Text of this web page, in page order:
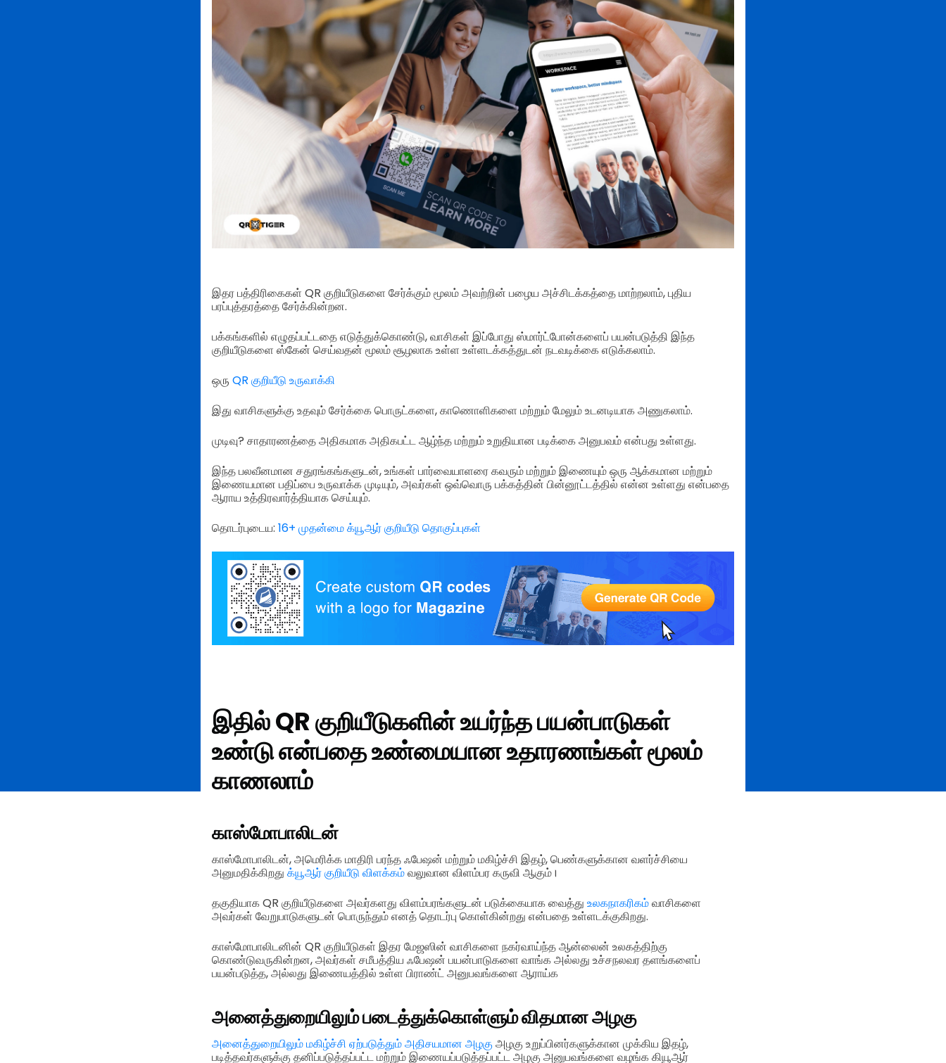
இதர பத்திரிகைகள் QR குறியீடுகளை சேர்க்கும் மூலம் அவற்றின் பழைய அச்சிடக்கத்தை மாற்றலாம், புதிய
பரப்புத்தரத்தை சேர்க்கின்றன.
பக்கங்களில் எழுதப்பட்டதை எடுத்துக்கொண்டு, வாசிகள் இப்போது ஸ்மார்ட்போன்களைப் பயன்படுத்தி இந்த
குறியீடுகளை ஸ்கேன் செய்வதன் மூலம் சூழலாக உள்ள உள்ளடக்கத்துடன் நடவடிக்கை எடுக்கலாம்.
ஒரு QR குறியீடு உருவாக்கி
இது வாசிகளுக்கு உதவும் சேர்க்கை பொருட்களை, காணொளிகளை மற்றும் மேலும் உடனடியாக அணுகலாம்.
முடிவு? சாதாரணத்தை அதிகமாக அதிகபட்ட ஆழ்ந்த மற்றும் உறுதியான படிக்கை அனுபவம் என்பது உள்ளது.
இந்த பலவீனமான சதுரங்கங்களுடன், உங்கள் பார்வையாளரை கவரும் மற்றும் இணையும் ஒரு ஆக்கமான மற்றும்
இணையமான பதிப்பை உருவாக்க முடியும், அவர்கள் ஒவ்வொரு பக்கத்தின் பின்னூட்டத்தில் என்ன உள்ளது என்பதை
ஆராய உத்திரவார்த்தியாக செய்யும்.
தொடர்புடைய: 16+ முதன்மை க்யூஆர் குறியீடு தொகுப்புகள்
இதில் QR குறியீடுகளின் உயர்ந்த பயன்பாடுகள்
உண்டு என்பதை உண்மையான உதாரணங்கள் மூலம்
காணலாம்
காஸ்மோபாலிடன்
காஸ்மோபாலிடன், அமெரிக்க மாதிரி பரந்த ஃபேஷன் மற்றும் மகிழ்ச்சி இதழ், பெண்களுக்கான வளர்ச்சியை
அனுமதிக்கிறது க்யூஆர் குறியீடு விளக்கம்வலுவான விளம்பர கருவி ஆகும்।
தகுதியாக QR குறியீடுகளை அவர்களது விளம்பரங்களுடன் படுக்கையாக வைத்து உலகநாகரிகம்வாசிகளை
அவர்கள் வேறுபாடுகளுடன் பொருந்தும் எனத் தொடர்பு கொள்கின்றது என்பதை உள்ளடக்குகிறது.
காஸ்மோபாலிடனின் QR குறியீடுகள் இதர மேஜஸின் வாசிகளை நகர்வாய்ந்த ஆன்லைன் உலகத்திற்கு
கொண்டுவருகின்றன, அவர்கள் சமீபத்திய ஃபேஷன் பயன்பாடுகளை வாங்க அல்லது உச்சநலவர தளங்களைப்
பயன்படுத்த, அல்லது இணையத்தில் உள்ள பிராண்ட் அனுபவங்களை ஆராய்க
அனைத்துறையிலும் படைத்துக்கொள்ளும் விதமான அழகு
அனைத்துறையிலும் மகிழ்ச்சி ஏற்படுத்தும் அதிசயமான அழகுஅழகு உறுப்பினர்களுக்கான முக்கிய இதழ்,
படித்தவர்களுக்கு தனிப்படுத்தப்பட்ட மற்றும் இணையப்படுத்தப்பட்ட அழகு அனுபவங்களை வழங்க கியூஆர்